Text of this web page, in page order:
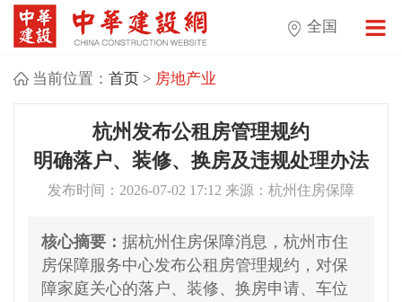
全国
当前位置： 首页> 房地产业
杭州发布公租房管理规约
明确落户、装修、换房及违规处理办法
发布时间：2026-07-02 17:12 来源：杭州住房保障
核心摘要： 据杭州住房保障消息，杭州市住
房保障服务中心发布公租房管理规约，对保
障家庭关心的落户、装修、换房申请、车位